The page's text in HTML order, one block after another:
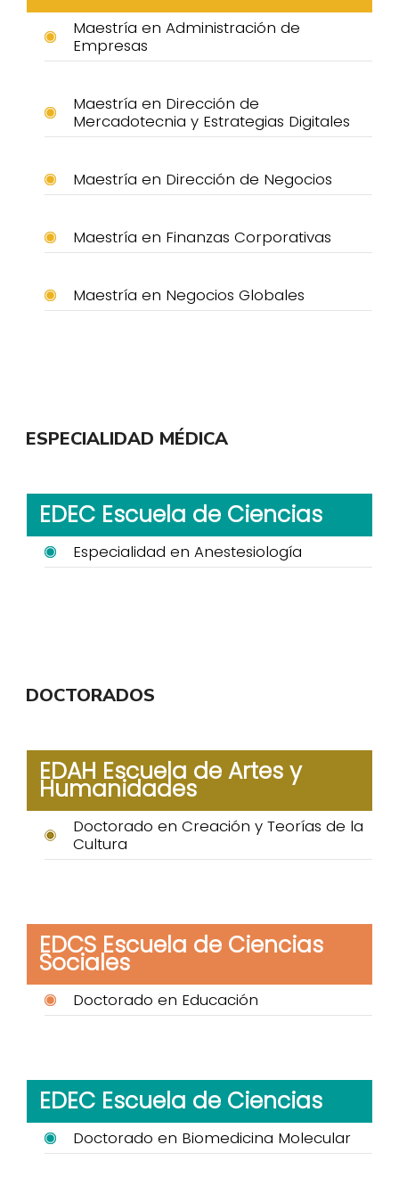
Maestría en Administración de
Empresas
Maestría en Dirección de
Mercadotecnia y Estrategias Digitales
Maestría en Dirección de Negocios
Maestría en Finanzas Corporativas
Maestría en Negocios Globales
ESPECIALIDAD MÉDICA
EDEC Escuela de Ciencias
Especialidad en Anestesiología
DOCTORADOS
EDAH Escuela de Artes y
Humanidades
Doctorado en Creación y Teorías de la
Cultura
EDCS Escuela de Ciencias
Sociales
Doctorado en Educación
EDEC Escuela de Ciencias
Doctorado en Biomedicina Molecular